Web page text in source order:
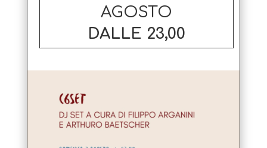
AGOSTO
DALLE 23,00